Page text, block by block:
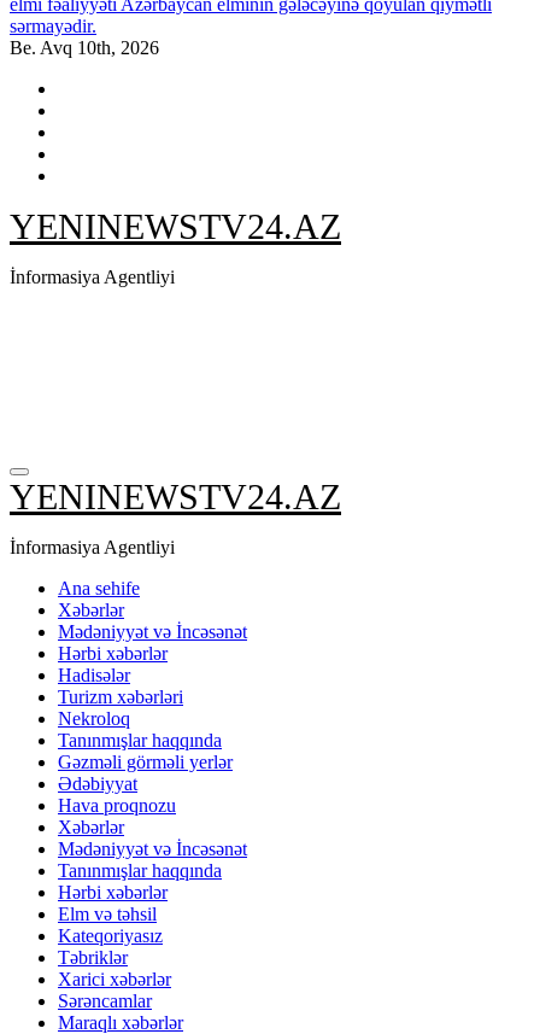
sərmayədir.
Be. Avq 10th, 2026
YENINEWSTV24.AZ
İnformasiya Agentliyi
YENINEWSTV24.AZ
İnformasiya Agentliyi
Ana sehife
Xəbərlər
Mədəniyyət və İncəsənət
Hərbi xəbərlər
Hadisələr
Turizm xəbərləri
Nekroloq
Tanınmışlar haqqında
Gəzməli görməli yerlər
Ədəbiyyat
Hava proqnozu
Xəbərlər
Mədəniyyət və İncəsənət
Tanınmışlar haqqında
Hərbi xəbərlər
Elm və təhsil
Kateqoriyasız
Təbriklər
Xarici xəbərlər
Sərəncamlar
Maraqlı xəbərlər